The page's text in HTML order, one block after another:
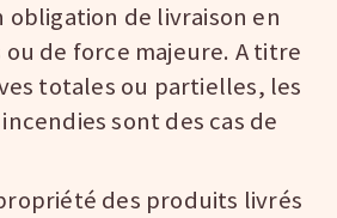
obligation de livraison en
de force majeure. A titre
totales ou partielles, les
sont des cas de
des produits livrés